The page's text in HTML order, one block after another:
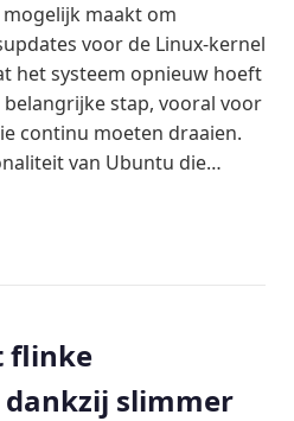
maakt om
voor de Linux-kernel
het systeem opnieuw hoeft
stap, vooral voor
continu moeten draaien.
van Ubuntu die…
flinke
slimmer